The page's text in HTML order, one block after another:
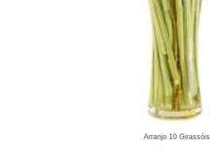
Arranjo 10 Girassóis